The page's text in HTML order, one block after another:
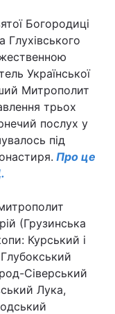
Богородиці
Глухівського
Української
Митрополит
трьох
послух у
під
Про це
(Грузинська
Курський і
Сіверський
Лука,